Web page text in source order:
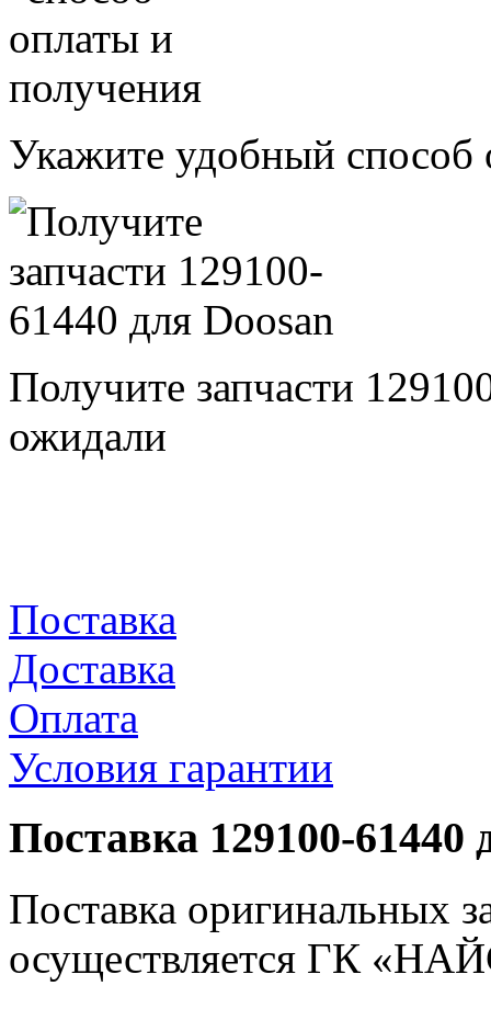
Укажите удобный способ
Получите запчасти
ожидали
Поставка
Доставка
Оплата
Условия гарантии
Поставка 129100-61440
Поставка оригинальных
осуществляется ГК